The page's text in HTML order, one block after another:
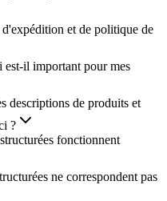
et de politique de
il important pour mes
descriptions de produits et
?
fonctionnent
ne correspondent pas